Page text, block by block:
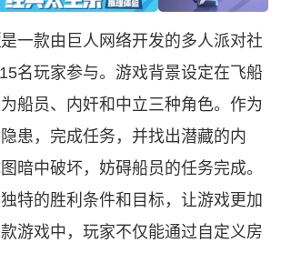
是一款由巨人网络开发的多人派对社
名玩家参与。游戏背景设定在飞船
为船员、内奸和中立三种角色。作为
患，完成任务，并找出潜藏的内
暗中破坏，妨碍船员的任务完成。
特的胜利条件和目标，让游戏更加
游戏中，玩家不仅能通过自定义房